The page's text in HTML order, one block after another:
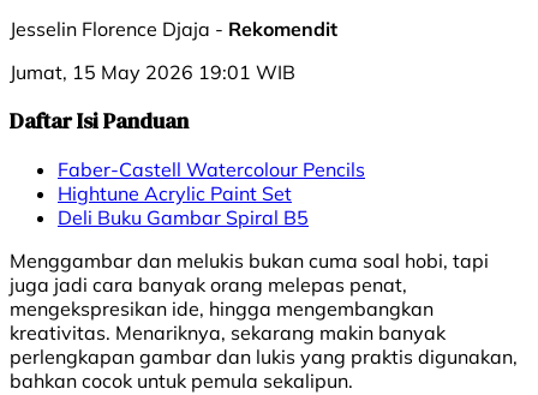
Jesselin Florence Djaja - Rekomendit
Jumat, 15 May 2026 19:01 WIB
Daftar Isi Panduan
Faber-Castell Watercolour Pencils
Hightune Acrylic Paint Set
Deli Buku Gambar Spiral B5
Menggambar dan melukis bukan cuma soal hobi, tapi
juga jadi cara banyak orang melepas penat,
mengekspresikan ide, hingga mengembangkan
kreativitas. Menariknya, sekarang makin banyak
perlengkapan gambar dan lukis yang praktis digunakan,
bahkan cocok untuk pemula sekalipun.